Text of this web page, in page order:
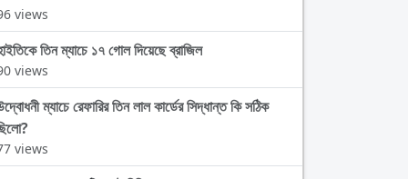
views
তিন ম্যাচে ১৭ গোল দিয়েছে ব্রাজিল
views
ম্যাচে রেফারির তিন লাল কার্ডের সিদ্ধান্ত কি সঠিক
views